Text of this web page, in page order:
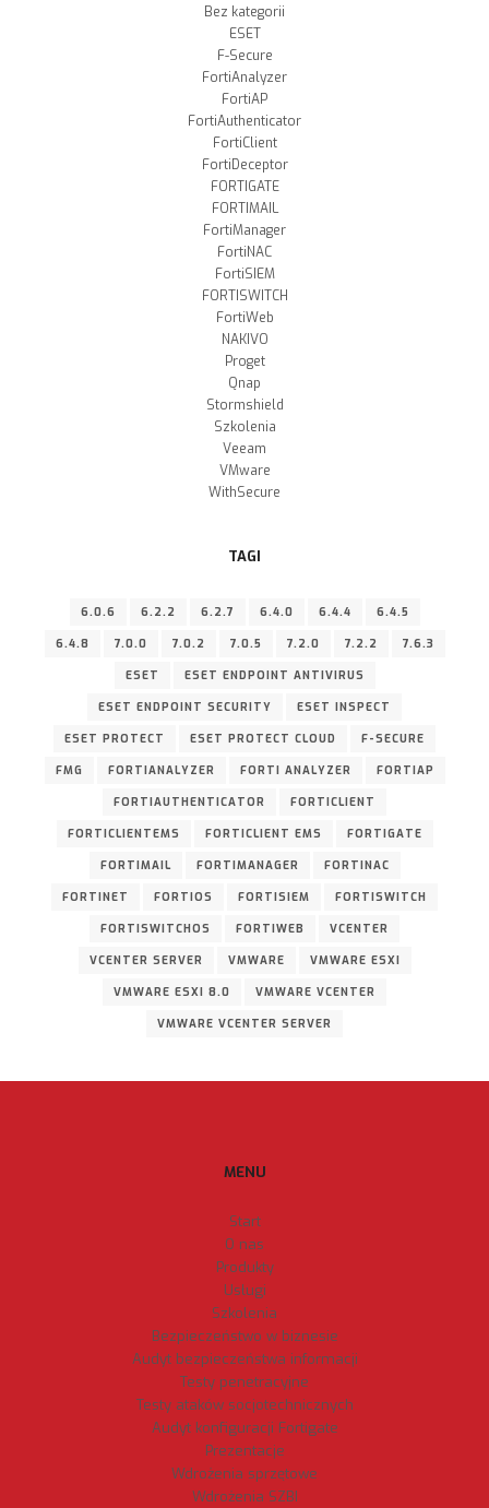
Bez kategorii
ESET
F-Secure
FortiAnalyzer
FortiAP
FortiAuthenticator
FortiClient
FortiDeceptor
FORTIGATE
FORTIMAIL
FortiManager
FortiNAC
FortiSIEM
FORTISWITCH
FortiWeb
NAKIVO
Proget
Qnap
Stormshield
Szkolenia
Veeam
VMware
WithSecure
TAGI
6.0.6 6.2.2 6.2.7 6.4.0 6.4.4 6.4.5
6.4.8 7.0.0 7.0.2 7.0.5 7.2.0 7.2.2 7.6.3
ESET ESET ENDPOINT ANTIVIRUS
ESET ENDPOINT SECURITY ESET INSPECT
ESET PROTECT ESET PROTECT CLOUD F-SECURE
FMG FORTIANALYZER FORTI ANALYZER FORTIAP
FORTIAUTHENTICATOR FORTICLIENT
FORTICLIENTEMS FORTICLIENT EMS FORTIGATE
FORTIMAIL FORTIMANAGER FORTINAC
FORTINET FORTIOS FORTISIEM FORTISWITCH
FORTISWITCHOS FORTIWEB VCENTER
VCENTER SERVER VMWARE VMWARE ESXI
VMWARE ESXI 8.0 VMWARE VCENTER
VMWARE VCENTER SERVER
MENU
Start
O nas
Produkty
Usługi
Szkolenia
Bezpieczeństwo w biznesie
Audyt bezpieczeństwa informacji
Testy penetracyjne
Testy ataków socjotechnicznych
Audyt konfiguracji Fortigate
Prezentacje
Wdrożenia sprzętowe
Wdrożenia SZBI